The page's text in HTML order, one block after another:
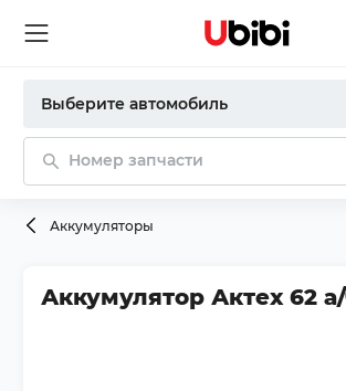
Выберите автомобиль
Номер запчасти
Аккумуляторы
Аккумулятор Актех 62